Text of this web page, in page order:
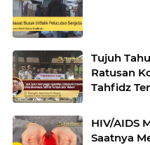
Tujuh
Ratusan
Tahfidz
HIV/AIDS
Saatnya